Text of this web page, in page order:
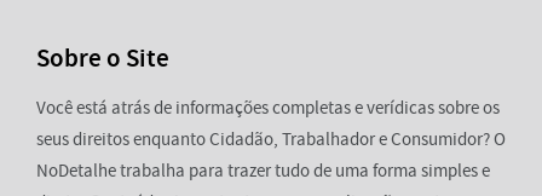
Sobre o Site
Você está atrás de informações completas e verídicas sobre os
seus direitos enquanto Cidadão, Trabalhador e Consumidor? O
NoDetalhe trabalha para trazer tudo de uma forma simples e